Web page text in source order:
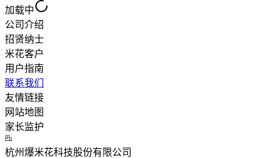
加载中
公司介绍
招贤纳士
米花客户
用户指南
联系我们
友情链接
网站地图
家长监护
杭州爆米花科技股份有限公司